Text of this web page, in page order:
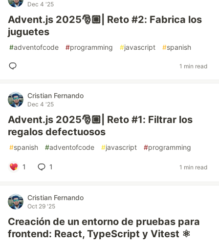
Dec 4 '25
Advent.js 2025🎅🏼| Reto #2: Fabrica los
juguetes
#adventofcode #programming #javascript #spanish
1 min read
Cristian Fernando
Dec 4 '25
Advent.js 2025🎅🏼| Reto #1: Filtrar los
regalos defectuosos
#spanish #adventofcode #javascript #programming
1 1 1 min read
Cristian Fernando
Oct 29 '25
Creación de un entorno de pruebas para
frontend: React, TypeScript y Vitest ⚛️